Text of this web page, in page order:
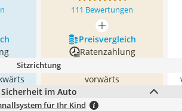
111 Bewertungen
mehr anzeigen
Preis­vergleich
Ratenzahlung
Sitzrichtung
vorwärts
Sicherheit im Auto
für Ihr Kind